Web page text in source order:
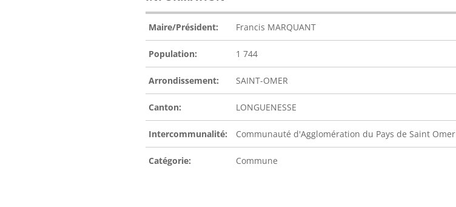
Maire/Président: Francis MARQUANT
Population: 1 744
Arrondissement: SAINT-OMER
Canton: LONGUENESSE
Intercommunalité: Communauté d'Agglomération du Pays de Saint Omer
Catégorie: Commune